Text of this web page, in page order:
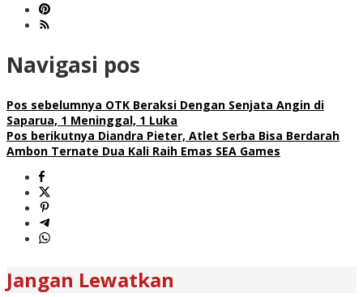
Navigasi pos
Pos sebelumnya OTK Beraksi Dengan Senjata Angin di
Saparua, 1 Meninggal, 1 Luka
Pos berikutnya Diandra Pieter, Atlet Serba Bisa Berdarah
Ambon Ternate Dua Kali Raih Emas SEA Games
Jangan Lewatkan